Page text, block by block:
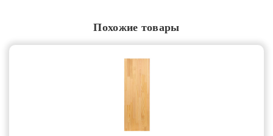
Похожие товары